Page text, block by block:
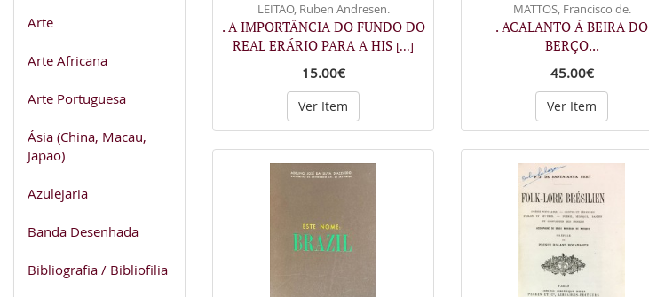
Arte
Arte Africana
Arte Portuguesa
Ásia (China, Macau,
Japão)
Azulejaria
Banda Desenhada
Bibliografia / Bibliofilia
LEITÃO, Ruben Andresen.
. A IMPORTÂNCIA DO FUNDO DO
REAL ERÁRIO PARA A HIS [...]
15.00€
Ver Item
MATTOS, Francisco de.
. ACALANTO Á BEIRA DO
BERÇO...
45.00€
Ver Item